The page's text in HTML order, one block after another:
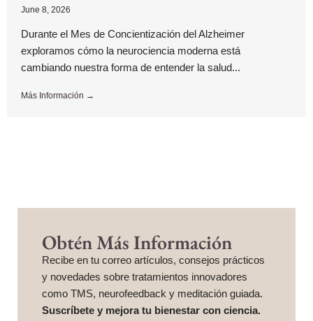
June 8, 2026
Durante el Mes de Concientización del Alzheimer
exploramos cómo la neurociencia moderna está
cambiando nuestra forma de entender la salud...
Más Información →
Obtén Más Información
Recibe en tu correo artículos, consejos prácticos
y novedades sobre tratamientos innovadores
como TMS, neurofeedback y meditación guiada.
Suscríbete y mejora tu bienestar con ciencia.